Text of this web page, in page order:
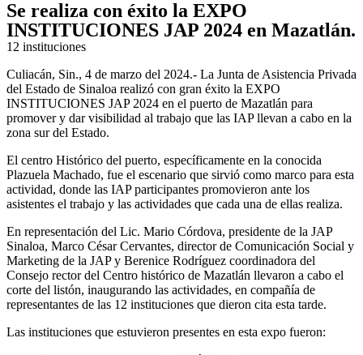
Se realiza con éxito la EXPO
INSTITUCIONES JAP 2024 en Mazatlán.
12 instituciones
Culiacán, Sin., 4 de marzo del 2024.- La Junta de Asistencia Privada
del Estado de Sinaloa realizó con gran éxito la EXPO
INSTITUCIONES JAP 2024 en el puerto de Mazatlán para
promover y dar visibilidad al trabajo que las IAP llevan a cabo en la
zona sur del Estado.
El centro Histórico del puerto, específicamente en la conocida
Plazuela Machado, fue el escenario que sirvió como marco para esta
actividad, donde las IAP participantes promovieron ante los
asistentes el trabajo y las actividades que cada una de ellas realiza.
En representación del Lic. Mario Córdova, presidente de la JAP
Sinaloa, Marco César Cervantes, director de Comunicación Social y
Marketing de la JAP y Berenice Rodríguez coordinadora del
Consejo rector del Centro histórico de Mazatlán llevaron a cabo el
corte del listón, inaugurando las actividades, en compañía de
representantes de las 12 instituciones que dieron cita esta tarde.
Las instituciones que estuvieron presentes en esta expo fueron: